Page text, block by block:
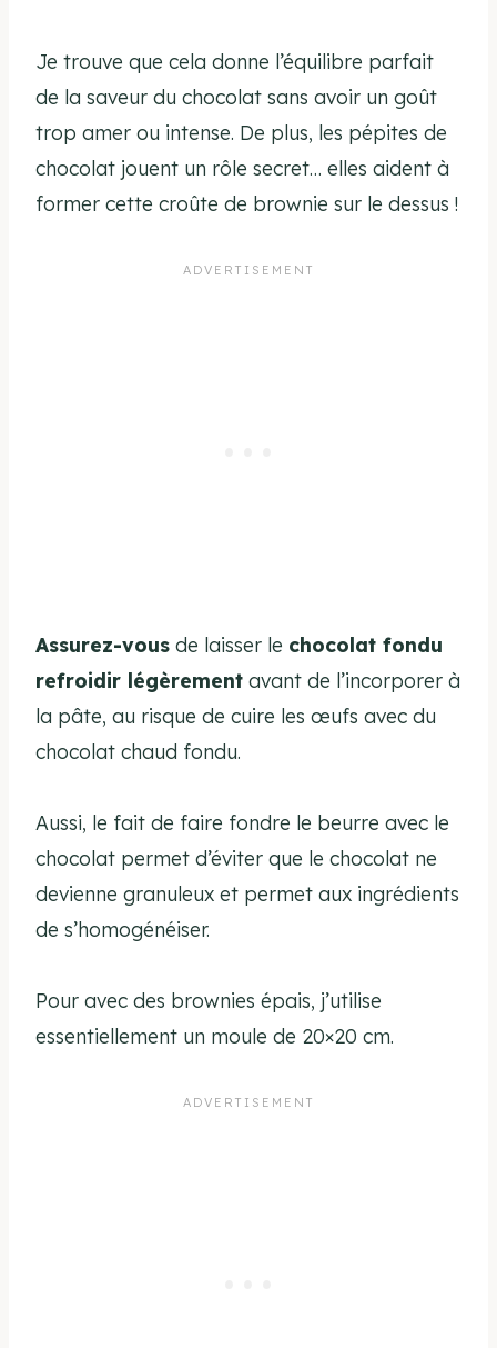
Je trouve que cela donne l’équilibre parfait
de la saveur du chocolat sans avoir un goût
trop amer ou intense. De plus, les pépites de
chocolat jouent un rôle secret… elles aident à
former cette croûte de brownie sur le dessus !
Assurez-vous de laisser le chocolat fondu
refroidir légèrement avant de l’incorporer à
la pâte, au risque de cuire les œufs avec du
chocolat chaud fondu.
Aussi, le fait de faire fondre le beurre avec le
chocolat permet d’éviter que le chocolat ne
devienne granuleux et permet aux ingrédients
de s’homogénéiser.
Pour avec des brownies épais, j’utilise
essentiellement un moule de 20×20 cm.